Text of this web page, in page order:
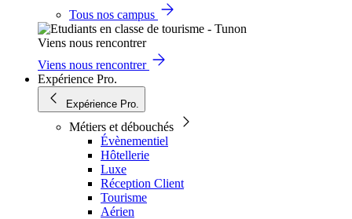
Tous nos campus
Viens nous rencontrer
Viens nous rencontrer
Expérience Pro.
Expérience Pro.
Métiers et débouchés
Évènementiel
Hôtellerie
Luxe
Réception Client
Tourisme
Aérien